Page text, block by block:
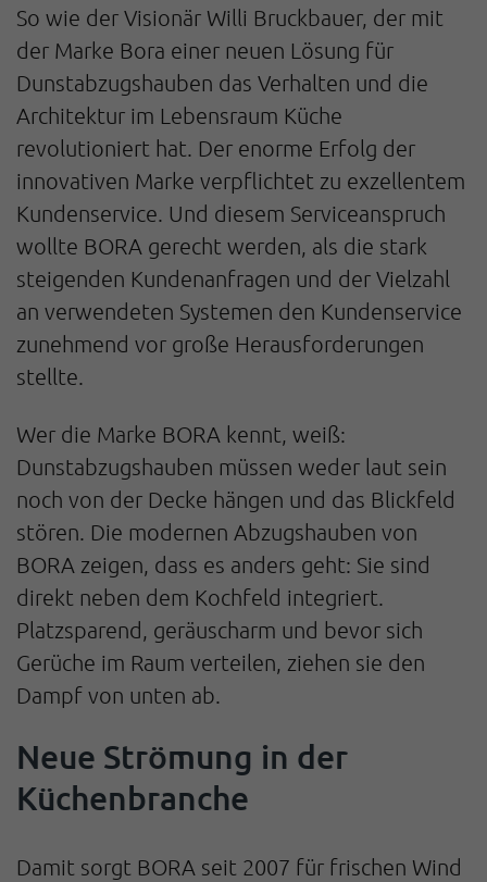
So wie der Visionär Willi Bruckbauer, der mit
der Marke Bora einer neuen Lösung für
Dunstabzugshauben das Verhalten und die
Architektur im Lebensraum Küche
revolutioniert hat. Der enorme Erfolg der
innovativen Marke verpflichtet zu exzellentem
Kundenservice. Und diesem Serviceanspruch
wollte BORA gerecht werden, als die stark
steigenden Kundenanfragen und der Vielzahl
an verwendeten Systemen den Kundenservice
zunehmend vor große Herausforderungen
stellte.
Wer die Marke BORA kennt, weiß:
Dunstabzugshauben müssen weder laut sein
noch von der Decke hängen und das Blickfeld
stören. Die modernen Abzugshauben von
BORA zeigen, dass es anders geht: Sie sind
direkt neben dem Kochfeld integriert.
Platzsparend, geräuscharm und bevor sich
Gerüche im Raum verteilen, ziehen sie den
Dampf von unten ab.
Neue Strömung in der
Küchenbranche
Damit sorgt BORA seit 2007 für frischen Wind